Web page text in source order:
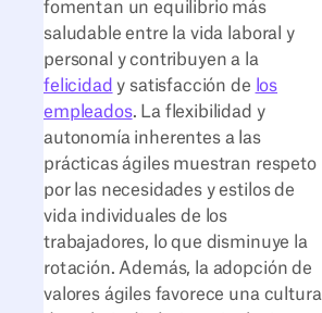
fomentan un equilibrio más
saludable entre la vida laboral y
personal y contribuyen a la
felicidad y satisfacción de los
empleados. La flexibilidad y
autonomía inherentes a las
prácticas ágiles muestran respeto
por las necesidades y estilos de
vida individuales de los
trabajadores, lo que disminuye la
rotación. Además, la adopción de
valores ágiles favorece una cultura